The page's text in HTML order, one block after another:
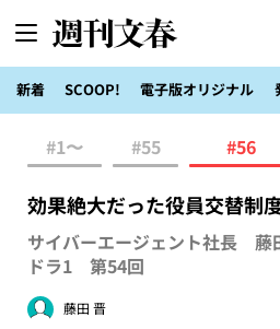
新着 SCOOP! 電子版オリジナル
#1〜 #55 #56
効果絶大だった役員交替制
サイバーエージェント社長 藤
ドラ1 第54回
藤田 晋